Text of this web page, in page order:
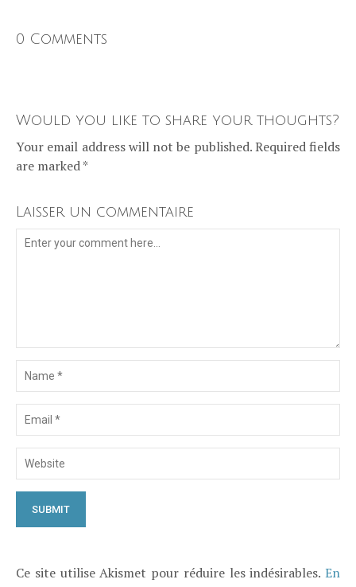
0 Comments
Would you like to share your thoughts?
Your email address will not be published. Required fields
are marked *
Laisser un commentaire
Ce site utilise Akismet pour réduire les indésirables. En